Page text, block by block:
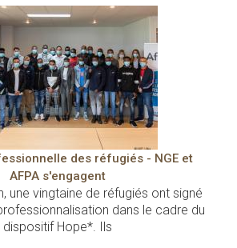
des réfugiés - NGE et
AFPA s'engagent
une vingtaine de réfugiés ont signé
dans le cadre du
dispositif Hope*. Ils